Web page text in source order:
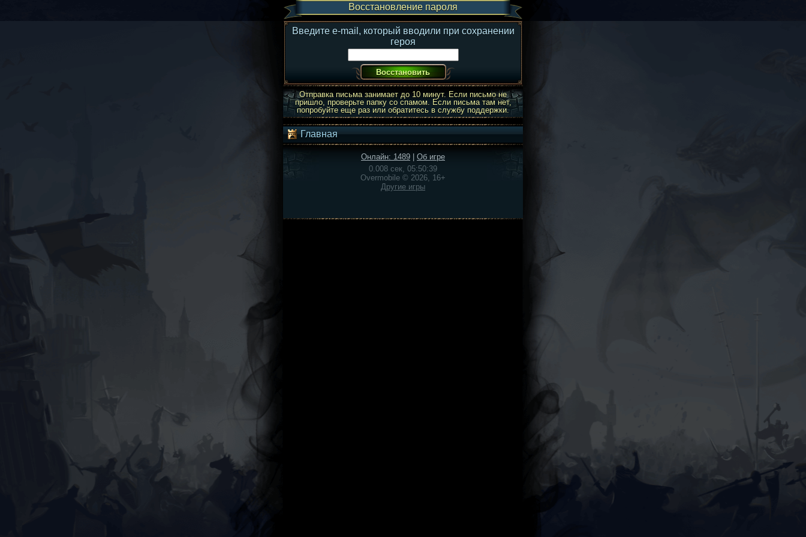
Восстановление пароля
Введите e-mail, который вводили при сохранении
героя
Отправка письма занимает до 10 минут. Если письмо не
пришло, проверьте папку со спамом. Если письма там нет,
попробуйте еще раз или обратитесь в службу поддержки.
Главная
Онлайн: 1489
Об игре
0.008 сек, 05:50:39
Overmobile © 2026, 16+
Другие игры